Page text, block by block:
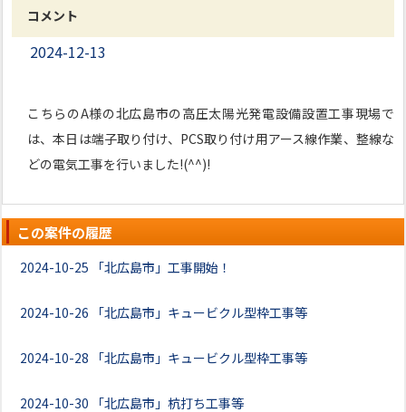
コメント
2024-12-13
こちらのA様の北広島市の高圧太陽光発電設備設置工事現場で
は、本日は端子取り付け、PCS取り付け用アース線作業、整線な
どの電気工事を行いました!(^^)!
この案件の履歴
2024-10-25 「北広島市」工事開始！
2024-10-26 「北広島市」キュービクル型枠工事等
2024-10-28 「北広島市」キュービクル型枠工事等
2024-10-30 「北広島市」杭打ち工事等